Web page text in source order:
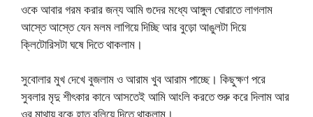
ওকে আবার গরম করার জন্য আমি গুদের মধ্যে আঙ্গুল ঘোরাতে লাগলাম
আস্তে আস্তে যেন মলম লাগিয়ে দিচ্ছি আর বুড়ো আঙুলটা দিয়ে
ক্লিটোরিসটা ঘষে দিতে থাকলাম।
সুবোলার মুখ দেখে বুজলাম ও আরাম খুব আরাম পাচ্ছে। কিছুক্ষণ পরে
সুবলার মৃদু শীৎকার কানে আসতেই আমি আংলি করতে শুরু করে দিলাম আর